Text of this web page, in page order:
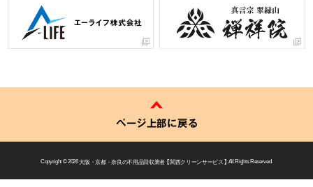
ページ上部に戻る
Copyright © 2026大阪・京都・奈良の不用品回収業者 【 関西クリーンサービス 】 All Rights Reserved.